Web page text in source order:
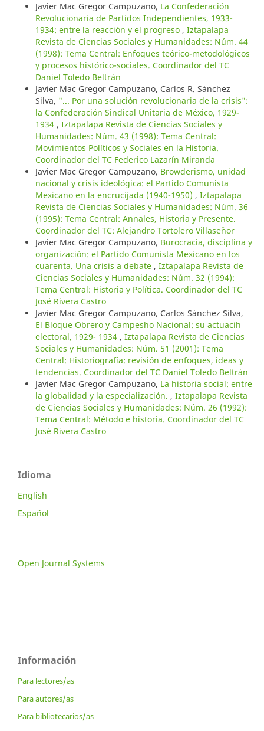
Javier Mac Gregor Campuzano, La Confederación
Revolucionaria de Partidos Independientes, 1933-
1934: entre la reacción y el progreso , Iztapalapa
Revista de Ciencias Sociales y Humanidades: Núm. 44
(1998): Tema Central: Enfoques teórico-metodológicos
y procesos histórico-sociales. Coordinador del TC
Daniel Toledo Beltrán
Javier Mac Gregor Campuzano, Carlos R. Sánchez
Silva, "... Por una solución revolucionaria de la crisis":
la Confederación Sindical Unitaria de México, 1929-
1934 , Iztapalapa Revista de Ciencias Sociales y
Humanidades: Núm. 43 (1998): Tema Central:
Movimientos Políticos y Sociales en la Historia.
Coordinador del TC Federico Lazarín Miranda
Javier Mac Gregor Campuzano, Browderismo, unidad
nacional y crisis ideológica: el Partido Comunista
Mexicano en la encrucijada (1940-1950) , Iztapalapa
Revista de Ciencias Sociales y Humanidades: Núm. 36
(1995): Tema Central: Annales, Historia y Presente.
Coordinador del TC: Alejandro Tortolero Villaseñor
Javier Mac Gregor Campuzano, Burocracia, disciplina y
organización: el Partido Comunista Mexicano en los
cuarenta. Una crisis a debate , Iztapalapa Revista de
Ciencias Sociales y Humanidades: Núm. 32 (1994):
Tema Central: Historia y Política. Coordinador del TC
José Rivera Castro
Javier Mac Gregor Campuzano, Carlos Sánchez Silva,
El Bloque Obrero y Campesho Nacional: su actuacih
electoral, 1929- 1934 , Iztapalapa Revista de Ciencias
Sociales y Humanidades: Núm. 51 (2001): Tema
Central: Historiografía: revisión de enfoques, ideas y
tendencias. Coordinador del TC Daniel Toledo Beltrán
Javier Mac Gregor Campuzano, La historia social: entre
la globalidad y la especialización. , Iztapalapa Revista
de Ciencias Sociales y Humanidades: Núm. 26 (1992):
Tema Central: Método e historia. Coordinador del TC
José Rivera Castro
Idioma
English
Español
Open Journal Systems
Información
Para lectores/as
Para autores/as
Para bibliotecarios/as